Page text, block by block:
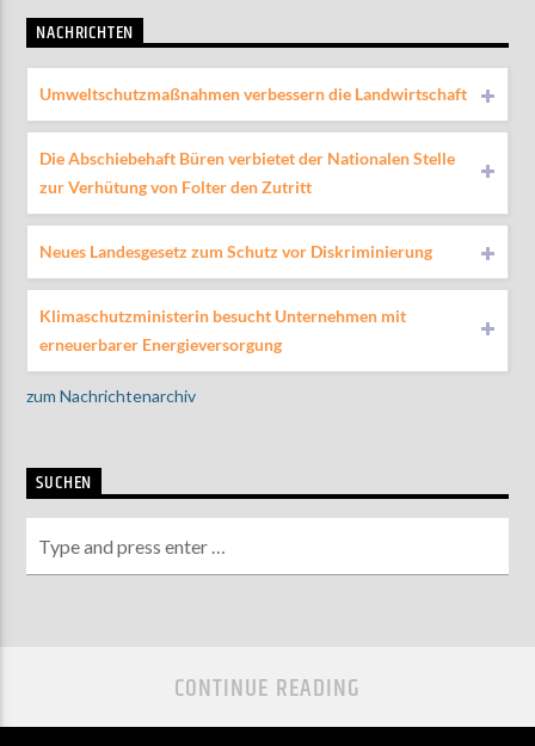
NACHRICHTEN
Umweltschutzmaßnahmen verbessern die Landwirtschaft
Die Abschiebehaft Büren verbietet der Nationalen Stelle
zur Verhütung von Folter den Zutritt
Neues Landesgesetz zum Schutz vor Diskriminierung
Klimaschutzministerin besucht Unternehmen mit
erneuerbarer Energieversorgung
zum Nachrichtenarchiv
SUCHEN
CONTINUE READING